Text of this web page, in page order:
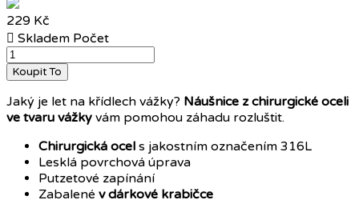
229 Kč
 Skladem Počet
Koupit To
Jaký je let na křídlech vážky? Náušnice z chirurgické oceli
ve tvaru vážky vám pomohou záhadu rozluštit.
Chirurgická ocel s jakostním označením 316L
Lesklá povrchová úprava
Putzetové zapínání
Zabalené v dárkové krabičce